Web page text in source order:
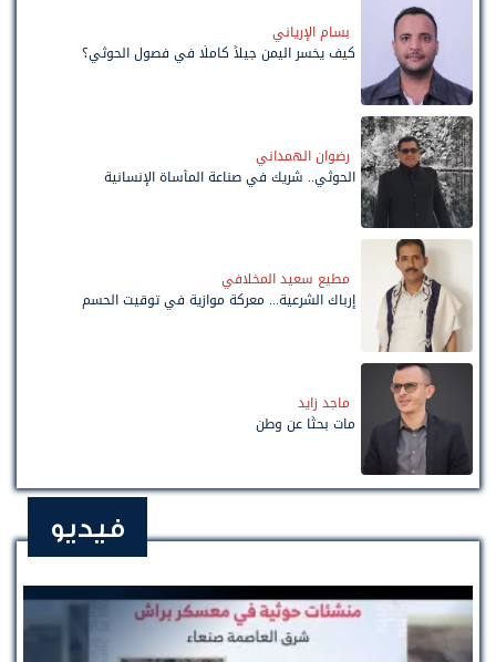
بسام الإرياني
كيف يخسر اليمن جيلاً كاملًا في فصول الحوثي؟
رضوان الهمداني
الحوثي.. شريك في صناعة المأساة الإنسانية
مطيع سعيد المخلافي
إرباك الشرعية... معركة موازية في توقيت الحسم
ماجد زايد
مات بحثًا عن وطن
فيديو